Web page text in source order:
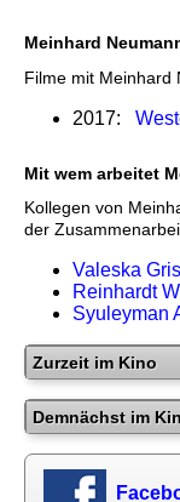
Meinhard
Filme mit Meinhard
2017:
Mit wem arbeitet
Kollegen von
der
Valeska
Reinhardt
Syuleyman
Zurzeit im Kino
Demnächst im